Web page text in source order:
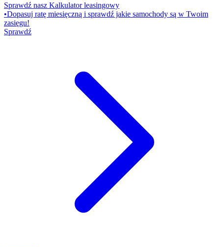
Sprawdź nasz Kalkulator leasingowy
•Dopasuj ratę miesięczną i sprawdź jakie samochody są w Twoim
zasięgu!
Sprawdź